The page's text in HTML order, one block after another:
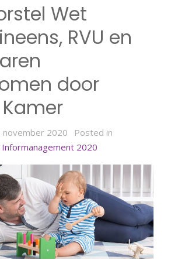
Wet
RVU en
door
november 2020
Posted in
Informanagement 2020